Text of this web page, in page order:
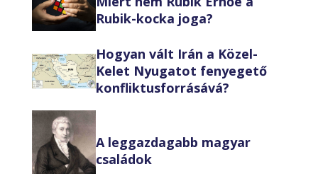
Rubik-kocka joga?
Hogyan vált Irán a Közel-
Kelet Nyugatot fenyegető
konfliktusforrásává?
A leggazdagabb magyar
családok